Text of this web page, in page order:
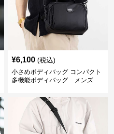
¥6,100 (税込)
小さめボディバッグ コンパクト
多機能ボディバッグ メンズ